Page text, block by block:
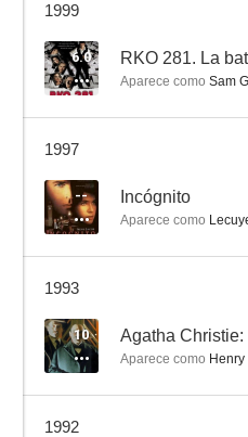
El largo viernes santo
4.5
1999
6.0 RKO 281. La
Aparece como Sam
1997
-- Incógnito
Aparece como
1993
10
Aparece como
1992